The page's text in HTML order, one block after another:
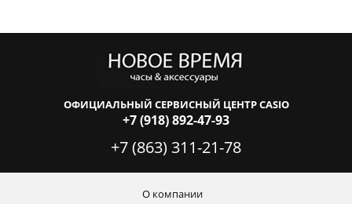
ОФИЦИАЛЬНЫЙ СЕРВИСНЫЙ ЦЕНТР CASIO
+7 (918) 892-47-93
+7 (863) 311-21-78
О компании